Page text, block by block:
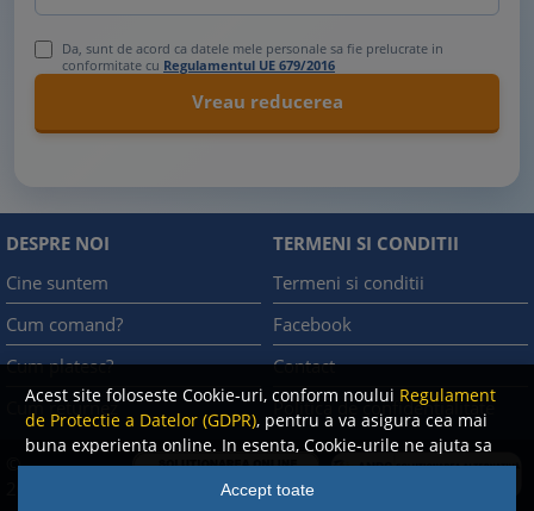
Acest site foloseste Cookie-uri, conform noului Regulament
de Protectie a Datelor (GDPR), pentru a va asigura cea mai
buna experienta online. In esenta, Cookie-urile ne ajuta sa
imbunatatim continutul de pe site, oferindu-va dvs.,
cititorul, o experienta online personalizata si mult mai
Accept toate
Da, sunt de acord ca datele mele personale sa fie prelucrate in
conformitate cu Regulamentul UE 679/2016
DESPRE NOI
Cine suntem
Cum comand?
Cum platesc?
Cum returnez
TERMENI SI CONDITII
Termeni si conditii
Facebook
Contact
Politica de confidentialitate
©